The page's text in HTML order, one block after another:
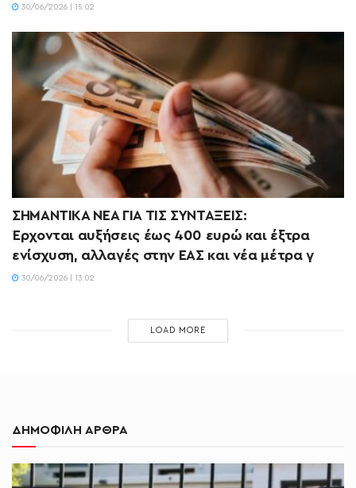
30/06/2026 | 15:02
ΣΗΜΑΝΤΙΚΑ ΝΕΑ ΓΙΑ ΤΙΣ ΣΥΝΤΑΞΕΙΣ:
Έρχονται αυξήσεις έως 400 ευρώ και έξτρα
ενίσχυση, αλλαγές στην ΕΑΣ και νέα μέτρα γ
30/06/2026 | 13:02
LOAD MORE
ΔΗΜΟΦΙΛΗ ΑΡΘΡΑ